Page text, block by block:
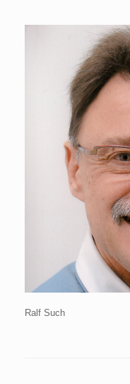
Ralf Such